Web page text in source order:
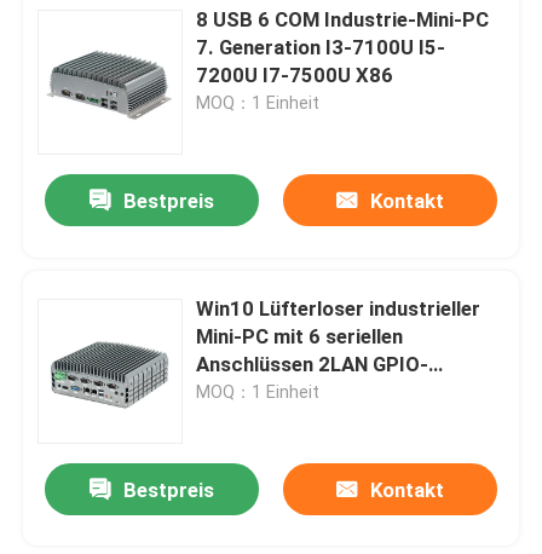
8 USB 6 COM Industrie-Mini-PC
7. Generation I3-7100U I5-
7200U I7-7500U X86
MOQ：1 Einheit
Bestpreis Kontakt
Win10 Lüfterloser industrieller
Mini-PC mit 6 seriellen
Anschlüssen 2LAN GPIO-
Anschlüsse 7. i3 i5 i7
MOQ：1 Einheit
Bestpreis Kontakt